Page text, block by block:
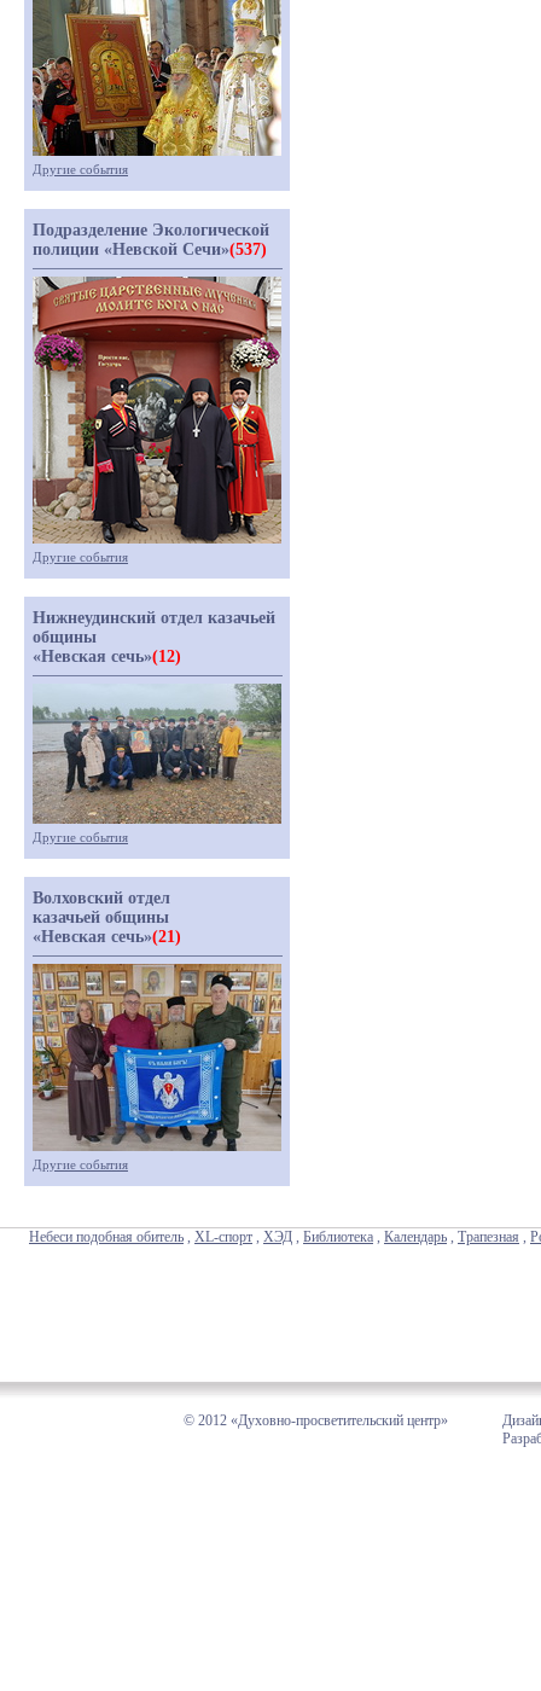
Другие события
Подразделение Экологической
полиции «Невской Сечи»(537)
Другие события
Нижнеудинский отдел казачьей
общины
«Невская сечь»(12)
Другие события
Волховский отдел
казачьей общины
«Невская сечь»(21)
Другие события
Небеси подобная обитель , XL-спорт , ХЭД , Библиотека , Календарь , Трапезная ,
© 2012 «Духовно-просветительский центр»